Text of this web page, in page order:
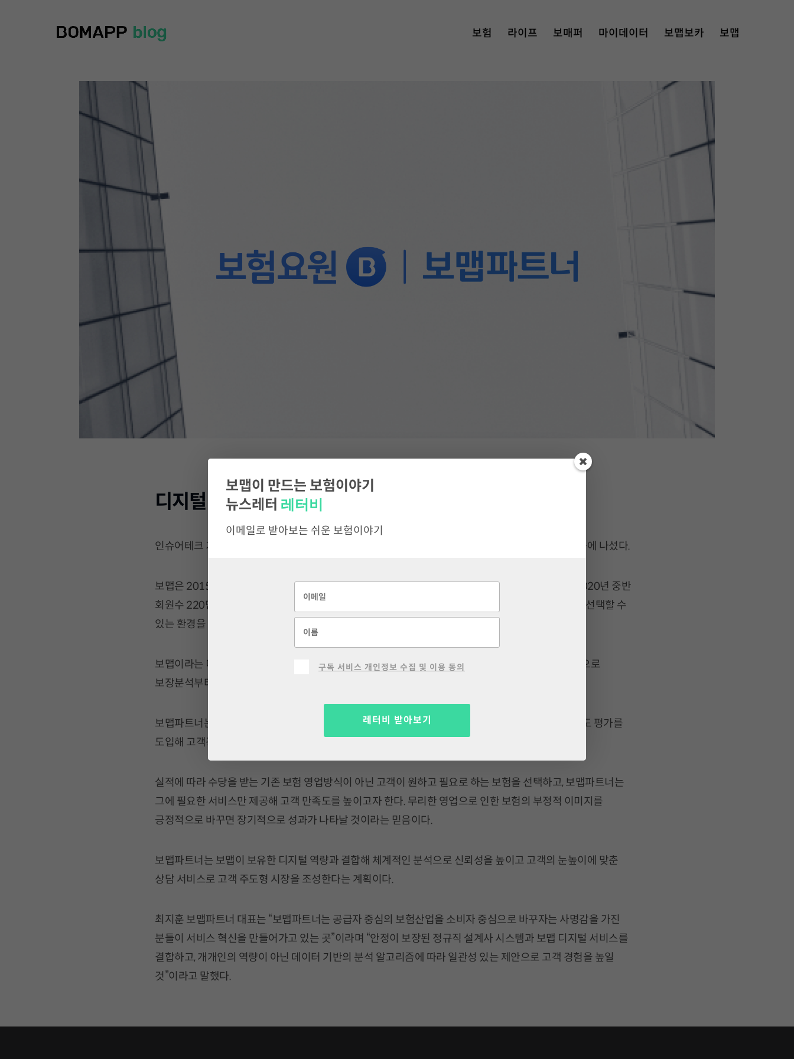
보험 라이프 보매퍼 마이데이터 보맵보카 보맵
디지털 GA 보맵파트너 출범, 보험요원 채용
인슈어테크 기업 ‘보맵’이 법인보험대리점(GA) 자회사 보맵파트너를 출범해 본격적인 판매채널 다각화에 나섰다.
보맵은 2015년 설립되어 보험과 데이터를 결합한 디지털 보험 서비스를 제공하는 플랫폼 기업으로 2020년 중반
회원수 220만명을 돌파했으며, 보장분석 솔루션인 보장핏팅으로 고객이 주도적으로 보험을 확인하고 선택할 수
있는 환경을 만들어가고 있다.
보맵이라는 디지털 플랫폼과 보맵파트너의 전문가 상담 결합을 통해, 고객은 상황에 맞게 최적의 방식으로
보장분석부터 상담, 가입까지 마무리할 수 있게 된다.
보맵파트너는 출범과 동시에 설계사(보험요원)를 채용한다. 안정적인 근무환경을 보장하고 상담 만족도 평가를
도입해 고객경험 제고를 최우선으로 두고 있다.
실적에 따라 수당을 받는 기존 보험 영업방식이 아닌 고객이 원하고 필요로 하는 보험을 선택하고, 보맵파트너는
그에 필요한 서비스만 제공해 고객 만족도를 높이고자 한다. 무리한 영업으로 인한 보험의 부정적 이미지를
긍정적으로 바꾸면 장기적으로 성과가 나타날 것이라는 믿음이다.
보맵파트너는 보맵이 보유한 디지털 역량과 결합해 체계적인 분석으로 신뢰성을 높이고 고객의 눈높이에 맞춘
상담 서비스로 고객 주도형 시장을 조성한다는 계획이다.
최지훈 보맵파트너 대표는 “보맵파트너는 공급자 중심의 보험산업을 소비자 중심으로 바꾸자는 사명감을 가진
분들이 서비스 혁신을 만들어가고 있는 곳”이라며 “안정이 보장된 정규직 설계사 시스템과 보맵 디지털 서비스를
결합하고, 개개인의 역량이 아닌 데이터 기반의 분석 알고리즘에 따라 일관성 있는 제안으로 고객 경험을 높일
것”이라고 말했다.
보맵이 만드는 보험이야기
뉴스레터 레터비
이메일로 받아보는 쉬운 보험이야기
구독 서비스 개인정보 수집 및 이용 동의
레터비 받아보기